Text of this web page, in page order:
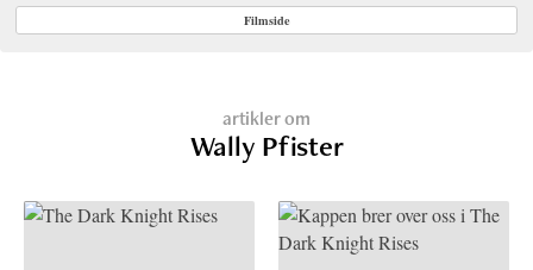
Filmside
artikler om
Wally Pfister